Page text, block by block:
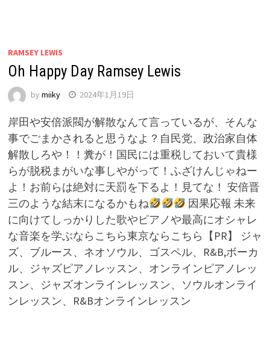
RAMSEY LEWIS
Oh Happy Day Ramsey Lewis
by miiky 2024年1月19日
岸田や安倍派閥が解散なんて言っているが、そんな
事でごまかされると思うなよ？自民党、政治家自体
解散しろや！！糞が！国民には重税しておいて貴様
らが脱税まがいな事しやがって！ふざけんじゃねー
よ！お前らは絶対に天罰を下るよ！見てな！ 安倍晋
三のような結末になるかもね
因果応報 未来
に向けてしっかりした歌やピアノや最高にオシャレ
な音楽を学ぶならこちら東京ならこちら【PR】 ジャ
ズ、ブルース、ネオソウル、ゴスペル、R&B,ボーカ
ル、ジャズピアノレッスン、オンラインピアノレッ
スン、ジャズオンラインレッスン、ソウルオンライ
ンレッスン、R&Bオンラインレッスン